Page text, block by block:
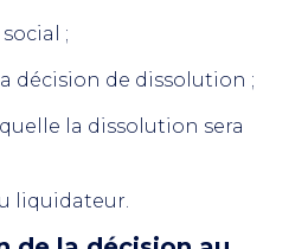
;
décision de dissolution ;
la dissolution sera
liquidateur.